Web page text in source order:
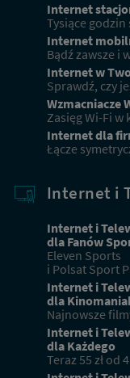
Internet
Tysiące
Internet
Bądź zawsze i
Internet w
Sprawdź, czy
Wzmacniacze
Zasięg Wi-Fi
Internet dla
Łącze
Internet i
Internet i
dla Fanów
Eleven Sports
i Polsat Sport
Internet i
dla
Najnowsze
Internet i
dla Każdego
Teraz 55 zł od
Podaj adres,
Miejscowość